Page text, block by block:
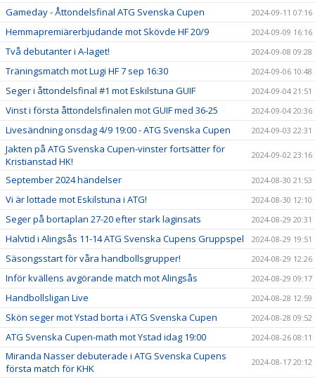
Gameday - Åttondelsfinal ATG Svenska Cupen 2024-09-11 07:16
Hemmapremiärerbjudande mot Skövde HF 20/9 2024-09-09 16:16
Två debutanter i A-laget! 2024-09-08 09:28
Träningsmatch mot Lugi HF 7 sep 16:30 2024-09-06 10:48
Seger i åttondelsfinal #1 mot Eskilstuna GUIF 2024-09-04 21:51
Vinst i första åttondelsfinalen mot GUIF med 36-25 2024-09-04 20:36
Livesändning onsdag 4/9 19:00 - ATG Svenska Cupen 2024-09-03 22:31
Jakten på ATG Svenska Cupen-vinster fortsätter för
Kristianstad HK!
2024-09-02 23:16
September 2024 händelser 2024-08-30 21:53
Vi är lottade mot Eskilstuna i ATG! 2024-08-30 12:10
Seger på bortaplan 27-20 efter stark laginsats 2024-08-29 20:31
Halvtid i Alingsås 11-14 ATG Svenska Cupens Gruppspel 2024-08-29 19:51
Säsongsstart för våra handbollsgrupper! 2024-08-29 12:26
Inför kvällens avgörande match mot Alingsås 2024-08-29 09:17
Handbollsligan Live 2024-08-28 12:59
Skön seger mot Ystad borta i ATG Svenska Cupen 2024-08-28 09:52
ATG Svenska Cupen-math mot Ystad idag 19:00 2024-08-26 08:11
Miranda Nasser debuterade i ATG Svenska Cupens
första match för KHK
2024-08-17 20:12